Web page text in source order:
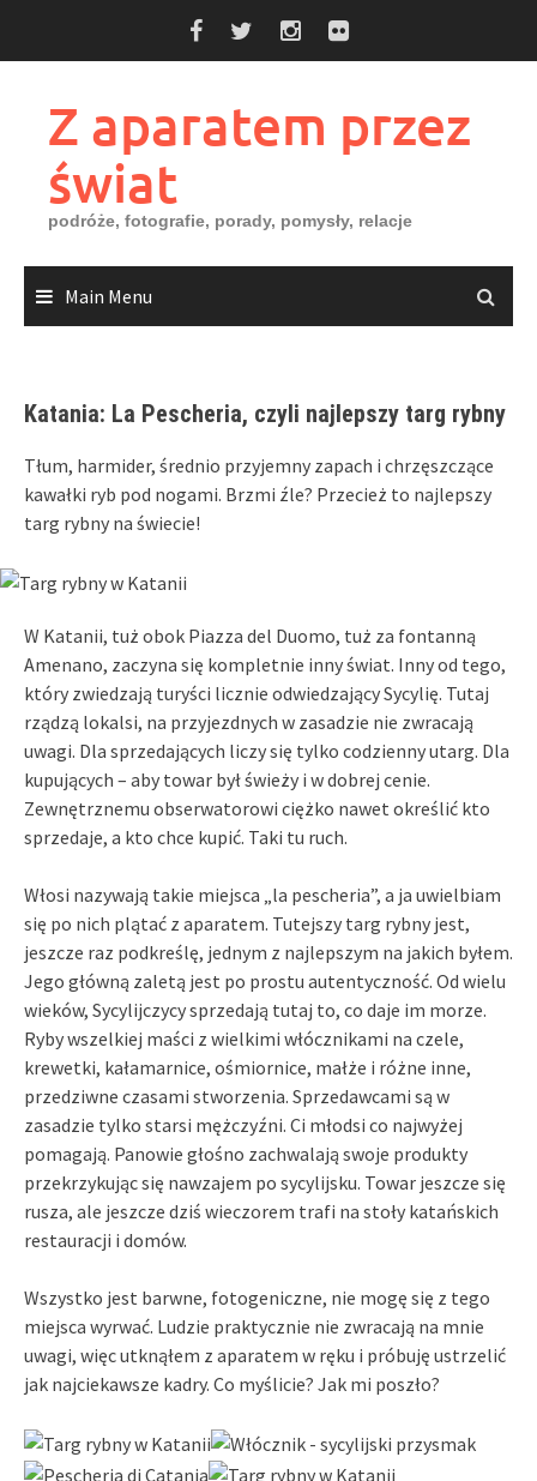
Z aparatem przez
świat
podróże, fotografie, porady, pomysły, relacje
Main Menu
Katania: La Pescheria, czyli najlepszy targ rybny
Tłum, harmider, średnio przyjemny zapach i chrzęszczące
kawałki ryb pod nogami. Brzmi źle? Przecież to najlepszy
targ rybny na świecie!
W Katanii, tuż obok Piazza del Duomo, tuż za fontanną
Amenano, zaczyna się kompletnie inny świat. Inny od tego,
który zwiedzają turyści licznie odwiedzający Sycylię. Tutaj
rządzą lokalsi, na przyjezdnych w zasadzie nie zwracają
uwagi. Dla sprzedających liczy się tylko codzienny utarg. Dla
kupujących – aby towar był świeży i w dobrej cenie.
Zewnętrznemu obserwatorowi ciężko nawet określić kto
sprzedaje, a kto chce kupić. Taki tu ruch.
Włosi nazywają takie miejsca „la pescheria”, a ja uwielbiam
się po nich plątać z aparatem. Tutejszy targ rybny jest,
jeszcze raz podkreślę, jednym z najlepszym na jakich byłem.
Jego główną zaletą jest po prostu autentyczność. Od wielu
wieków, Sycylijczycy sprzedają tutaj to, co daje im morze.
Ryby wszelkiej maści z wielkimi włócznikami na czele,
krewetki, kałamarnice, ośmiornice, małże i różne inne,
przedziwne czasami stworzenia. Sprzedawcami są w
zasadzie tylko starsi mężczyźni. Ci młodsi co najwyżej
pomagają. Panowie głośno zachwalają swoje produkty
przekrzykując się nawzajem po sycylijsku. Towar jeszcze się
rusza, ale jeszcze dziś wieczorem trafi na stoły katańskich
restauracji i domów.
Wszystko jest barwne, fotogeniczne, nie mogę się z tego
miejsca wyrwać. Ludzie praktycznie nie zwracają na mnie
uwagi, więc utknąłem z aparatem w ręku i próbuję ustrzelić
jak najciekawsze kadry. Co myślicie? Jak mi poszło?